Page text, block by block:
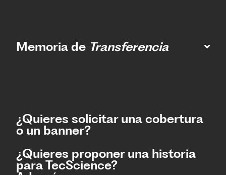
Memoria de Transferencia
¿Quieres solicitar una cobertura
o un banner?
¿Quieres proponer una historia
para TecScience?